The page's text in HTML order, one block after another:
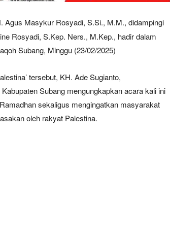
Agus Masykur Rosyadi, S.Si., M.M., didampingi
Rosyadi, S.Kep. Ners., M.Kep., hadir dalam
Subang, Minggu (23/02/2025)
tersebut, KH. Ade Sugianto,
Subang mengungkapkan acara kali ini
sekaligus mengingatkan masyarakat
oleh rakyat Palestina.